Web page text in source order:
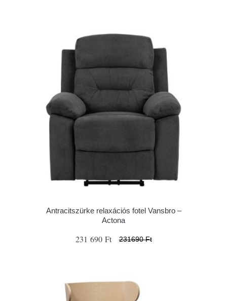
Antracitszürke relaxációs fotel Vansbro –
Actona
231 690 Ft 231690 Ft